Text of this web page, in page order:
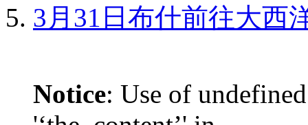
3月31日布什前往大西
Notice: Use of